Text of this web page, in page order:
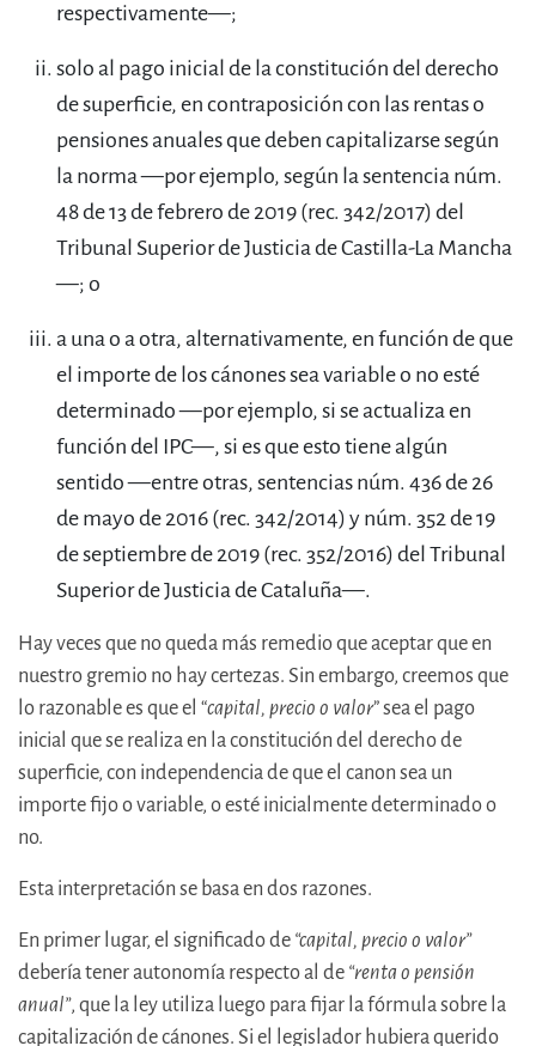
respectivamente—;
solo al pago inicial de la constitución del derecho
de superficie, en contraposición con las rentas o
pensiones anuales que deben capitalizarse según
la norma —por ejemplo, según la sentencia núm.
48 de 13 de febrero de 2019 (rec. 342/2017) del
Tribunal Superior de Justicia de Castilla-La Mancha
—; o
a una o a otra, alternativamente, en función de que
el importe de los cánones sea variable o no esté
determinado —por ejemplo, si se actualiza en
función del IPC—, si es que esto tiene algún
sentido —entre otras, sentencias núm. 436 de 26
de mayo de 2016 (rec. 342/2014) y núm. 352 de 19
de septiembre de 2019 (rec. 352/2016) del Tribunal
Superior de Justicia de Cataluña—.
Hay veces que no queda más remedio que aceptar que en
nuestro gremio no hay certezas. Sin embargo, creemos que
lo razonable es que el “capital, precio o valor” sea el pago
inicial que se realiza en la constitución del derecho de
superficie, con independencia de que el canon sea un
importe fijo o variable, o esté inicialmente determinado o
no.
Esta interpretación se basa en dos razones.
En primer lugar, el significado de “capital, precio o valor”
debería tener autonomía respecto al de “renta o pensión
anual”, que la ley utiliza luego para fijar la fórmula sobre la
capitalización de cánones. Si el legislador hubiera querido